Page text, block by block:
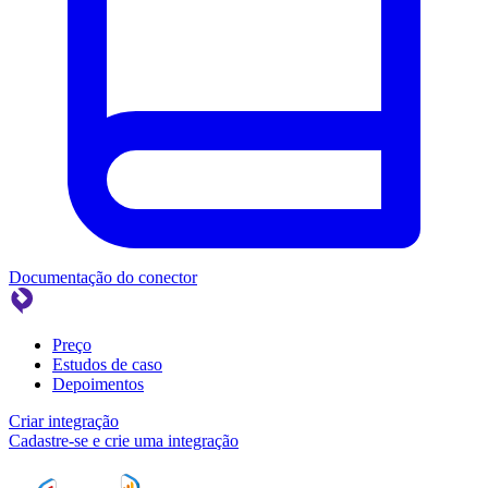
Documentação do conector
Preço
Estudos de caso
Depoimentos
Criar integração
Cadastre-se e crie uma integração